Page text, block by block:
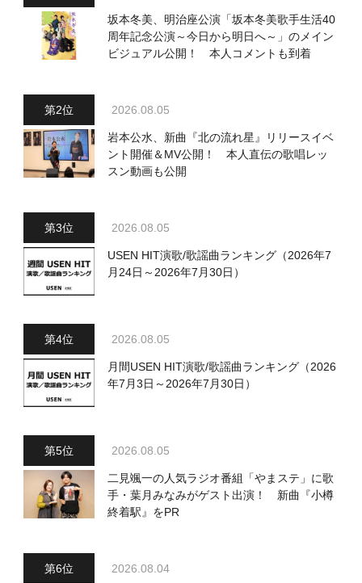
坂本冬美、明治座公演「坂本冬美歌手生活40
周年記念公演～今日から明日へ～」のメイン
ビジュアル公開！ 本人コメントも到着
2026.08.05
岩本公水、新曲『北の流れ星』リリースイベ
ント開催＆MV公開！ 本人直伝の歌唱レッ
スン動画も公開
2026.08.05
USEN HIT演歌/歌謡曲ランキング（2026年7
月24日～2026年7月30日）
2026.08.05
月間USEN HIT演歌/歌謡曲ランキング（2026
年7月3日～2026年7月30日）
2026.08.05
二見颯一の人気ラジオ番組「やまステ」に歌
手・葉月みなみがゲスト出演！ 新曲『小樽
終着駅』をPR
2026.08.04